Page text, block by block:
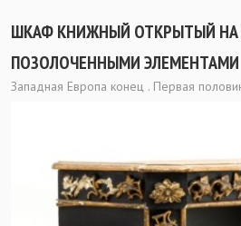
ШКАФ КНИЖНЫЙ ОТКРЫТЫЙ НА
ПОЗОЛОЧЕННЫМИ ЭЛЕМЕНТАМИ
Западная Европа конец . Первая